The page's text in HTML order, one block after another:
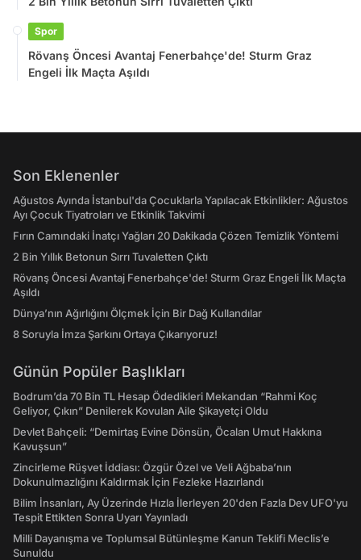
Spor
Rövanş Öncesi Avantaj Fenerbahçe'de! Sturm Graz
Engeli İlk Maçta Aşıldı
Son Eklenenler
Ağustos Ayında İstanbul'da Çocuklarla Yapılacak Etkinlikler: Ağustos
Ayı Çocuk Tiyatroları ve Etkinlik Takvimi
Fırın Camındaki İnatçı Yağları 20 Dakikada Çözen Temizlik Yöntemi
2 Bin Yıllık Betonun Sırrı Tuvaletten Çıktı
Rövanş Öncesi Avantaj Fenerbahçe'de! Sturm Graz Engeli İlk Maçta
Aşıldı
Dünya’nın Ağırlığını Ölçmek İçin Bir Dağ Kullandılar
8 Soruyla İmza Şarkını Ortaya Çıkarıyoruz!
Günün Popüler Başlıkları
Bodrum’da 70 Bin TL Hesap Ödedikleri Mekandan “Rahmi Koç
Geliyor, Çıkın” Denilerek Kovulan Aile Şikayetçi Oldu
Devlet Bahçeli: “Demirtaş Evine Dönsün, Öcalan Umut Hakkına
Kavuşsun”
Zincirleme Rüşvet İddiası: Özgür Özel ve Veli Ağbaba’nın
Dokunulmazlığını Kaldırmak İçin Fezleke Hazırlandı
Bilim İnsanları, Ay Üzerinde Hızla İlerleyen 20'den Fazla Dev UFO'yu
Tespit Ettikten Sonra Uyarı Yayınladı
Milli Dayanışma ve Toplumsal Bütünleşme Kanun Teklifi Meclis’e
Sunuldu